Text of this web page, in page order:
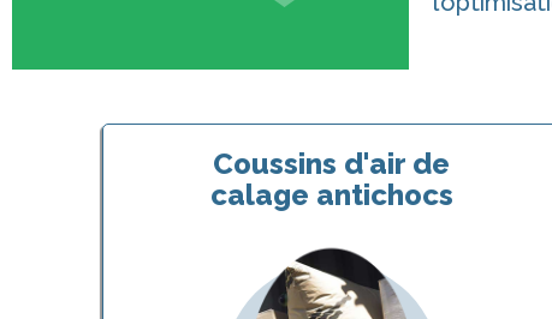
Coussins d'air de
calage antichocs
CARGO-PAK®